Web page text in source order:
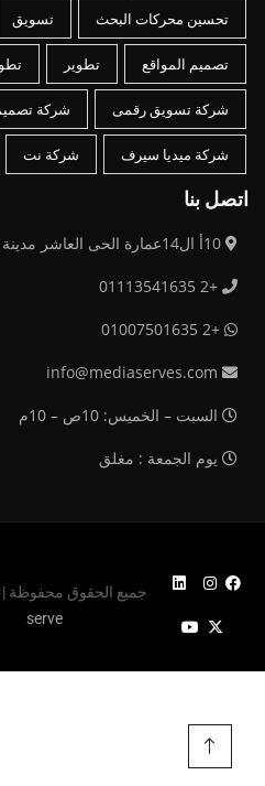
تحسين محركات البحث تسويق
تصميم المواقع تطوير
شركة تسويق رقمى شركة
شركة ميديا سيرف شركة نت
اتصل بنا
+2 01113541635
+2 01007501635
السبت – الخميس: 10ص – 10م
يوم الجمعة : مغلق
جميع الحقوق محفوظة
serve